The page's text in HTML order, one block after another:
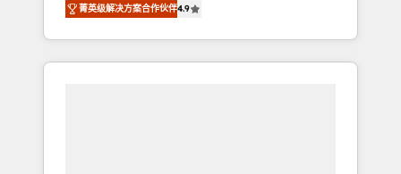
HubSpot. The fastest-growing tech-enabler &
facilitator, MakeWebBetter, hands you the
blend of HubSpot expertise & eminent
菁英级解决方案合作伙伴4.9